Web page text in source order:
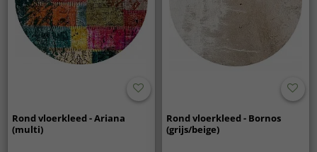
Rond vloerkleed - Ariana
(multi)
Rond vloerkleed - Bornos
(grijs/beige)